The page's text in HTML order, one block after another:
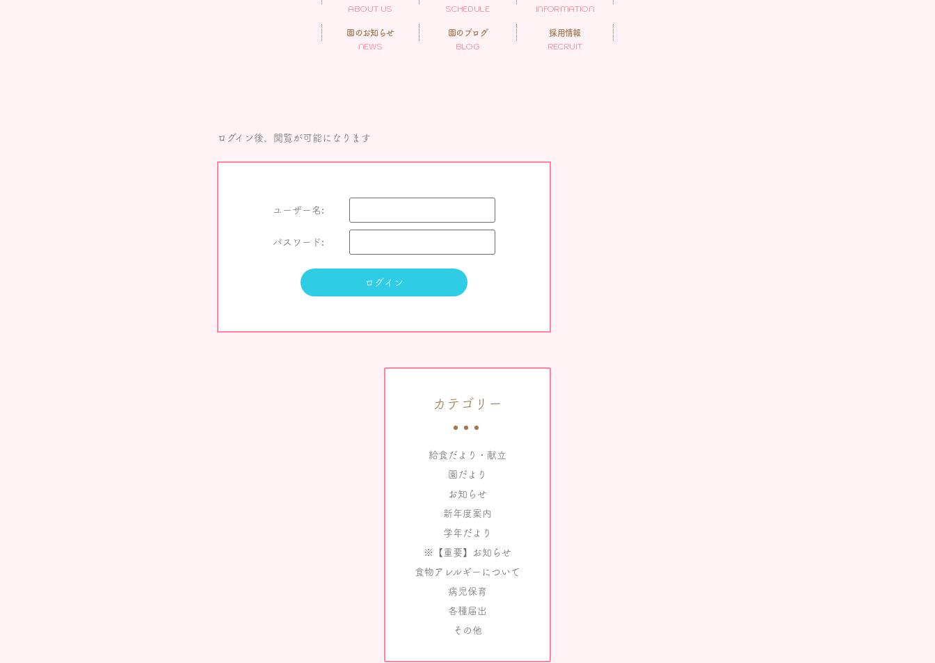
ABOUT US
SCHEDULE
INFORMATION
園のお知らせ
NEWS
園のブログ
BLOG
採用情報
RECRUIT
ログイン後、閲覧が可能になります
ユーザー名:
パスワード:
カテゴリー
給食だより・献立
園だより
お知らせ
新年度案内
学年だより
※【重要】お知らせ
食物アレルギーについて
病児保育
各種届出
その他